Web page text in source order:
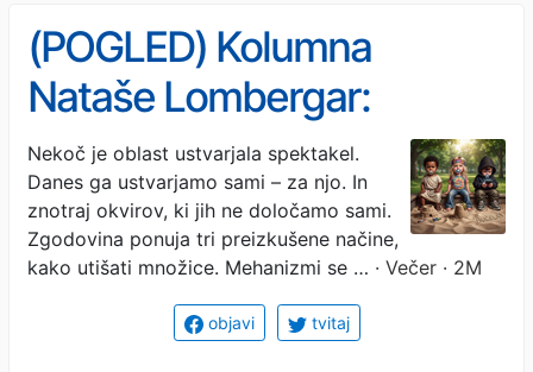
(POGLED) Kolumna
Nataše Lombergar:
Zgodovina utišanja množic
- od aren do algoritmov
Nekoč je oblast ustvarjala spektakel.
Danes ga ustvarjamo sami – za njo. In
znotraj okvirov, ki jih ne določamo sami.
Zgodovina ponuja tri preizkušene načine,
kako utišati množice. Mehanizmi se … · Večer · 2M
objavi tvitaj